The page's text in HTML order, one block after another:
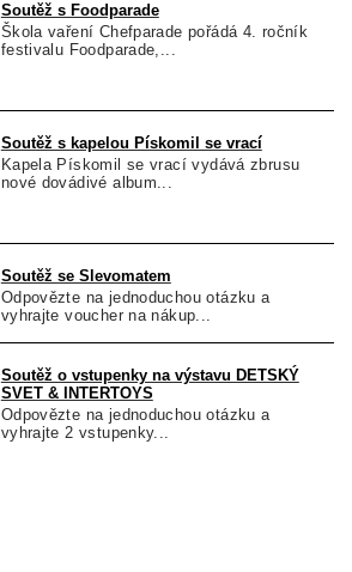
Soutěž s Foodparade
Škola vaření Chefparade pořádá 4. ročník
festivalu Foodparade,...
Soutěž s kapelou Pískomil se vrací
Kapela Pískomil se vrací vydává zbrusu
nové dovádivé album...
Soutěž se Slevomatem
Odpovězte na jednoduchou otázku a
vyhrajte voucher na nákup...
Soutěž o vstupenky na výstavu DETSKÝ
SVET & INTERTOYS
Odpovězte na jednoduchou otázku a
vyhrajte 2 vstupenky...